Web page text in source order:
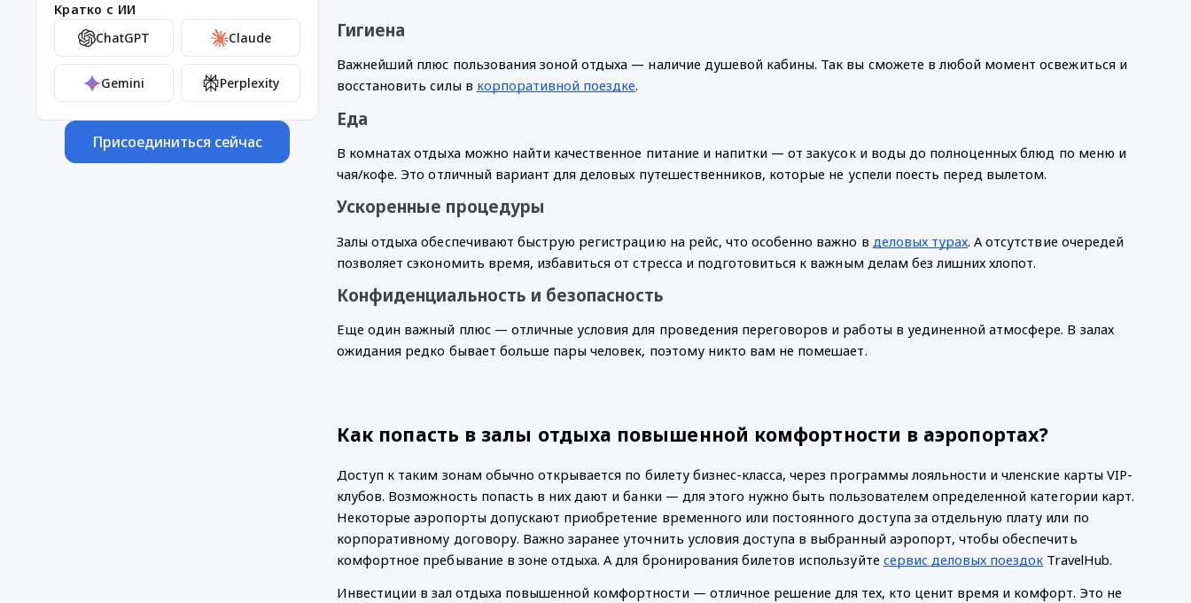
Кратко с ИИ
ChatGPT
Claude
Gemini Perplexity
Присоединиться сейчас
Гигиена
Важнейший плюс пользования зоной отдыха — наличие душевой кабины. Так вы сможете в любой момент освежиться и
восстановить силы в корпоративной поездке.
Еда
В комнатах отдыха можно найти качественное питание и напитки — от закусок и воды до полноценных блюд по меню и
чая/кофе. Это отличный вариант для деловых путешественников, которые не успели поесть перед вылетом.
Ускоренные процедуры
Залы отдыха обеспечивают быструю регистрацию на рейс, что особенно важно в деловых турах. А отсутствие очередей
позволяет сэкономить время, избавиться от стресса и подготовиться к важным делам без лишних хлопот.
Конфиденциальность и безопасность
Еще один важный плюс — отличные условия для проведения переговоров и работы в уединенной атмосфере. В залах
ожидания редко бывает больше пары человек, поэтому никто вам не помешает.
Как попасть в залы отдыха повышенной комфортности в аэропортах?
Доступ к таким зонам обычно открывается по билету бизнес-класса, через программы лояльности и членские карты VIP-
клубов. Возможность попасть в них дают и банки — для этого нужно быть пользователем определенной категории карт.
Некоторые аэропорты допускают приобретение временного или постоянного доступа за отдельную плату или по
корпоративному договору. Важно заранее уточнить условия доступа в выбранный аэропорт, чтобы обеспечить
комфортное пребывание в зоне отдыха. А для бронирования билетов используйте сервис деловых поездок TravelHub.
Инвестиции в зал отдыха повышенной комфортности — отличное решение для тех, кто ценит время и комфорт. Это не